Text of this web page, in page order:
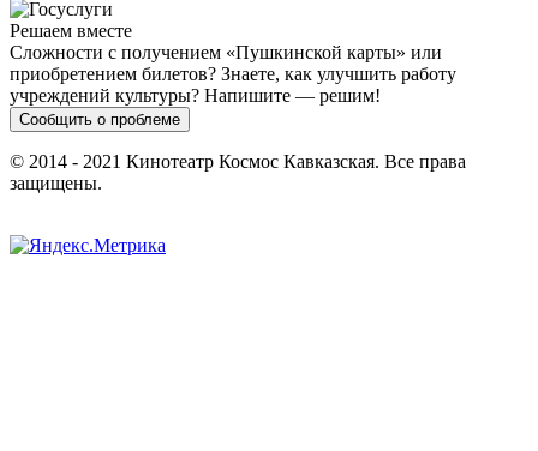
Решаем вместе
Сложности с получением «Пушкинской карты» или
приобретением билетов? Знаете, как улучшить работу
учреждений культуры? Напишите — решим!
Сообщить о проблеме
© 2014 - 2021 Кинотеатр Космос Кавказская. Все права
защищены.